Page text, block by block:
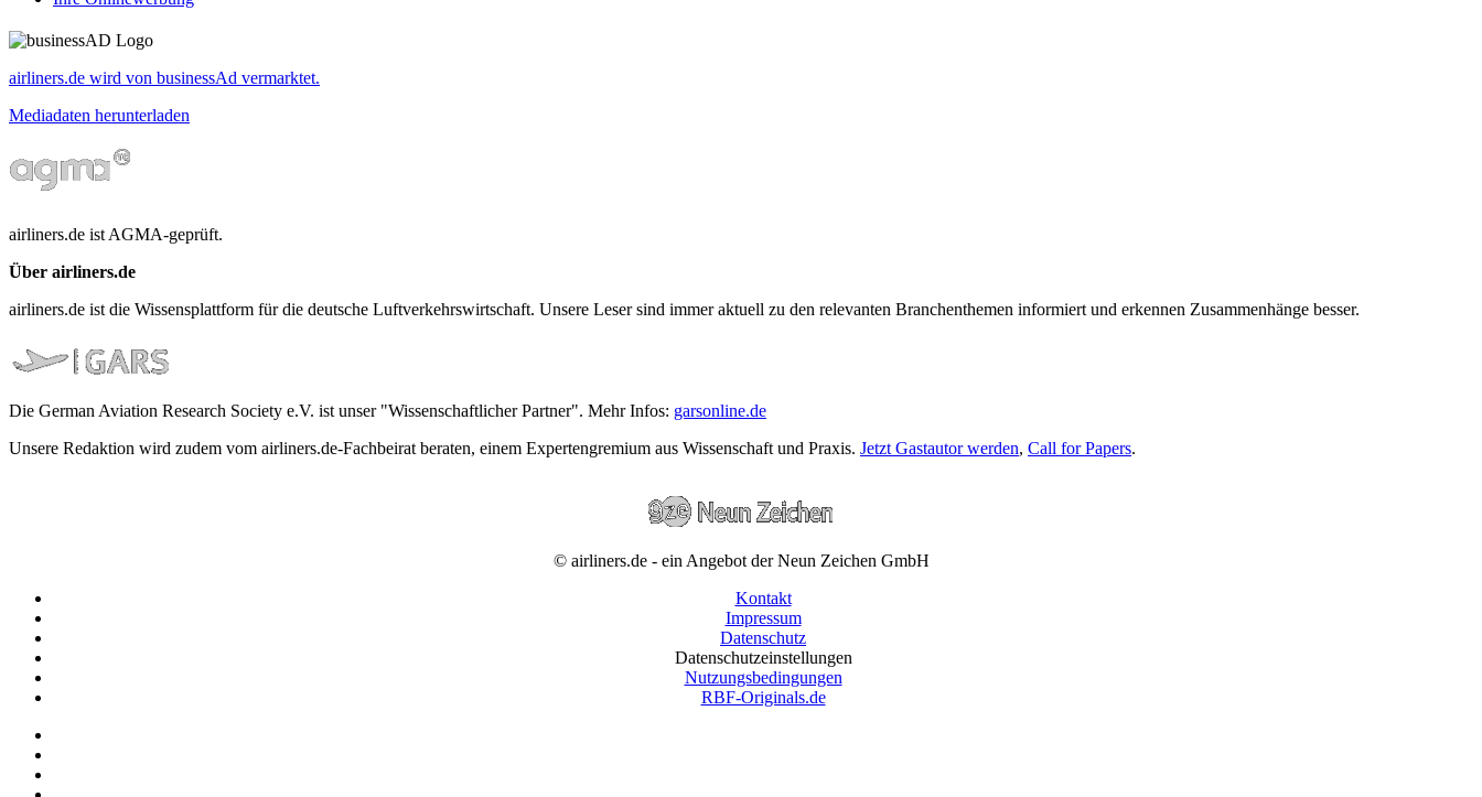
airliners.de wird von businessAd vermarktet.
Mediadaten herunterladen
airliners.de ist AGMA-geprüft.
Über airliners.de
airliners.de ist die Wissensplattform für die deutsche Luftverkehrswirtschaft. Unsere Leser sind immer aktuell zu den relevanten Branchenthemen informiert und erkennen Zusammenhänge besser.
Die German Aviation Research Society e.V. ist unser "Wissenschaftlicher Partner". Mehr Infos: garsonline.de
Unsere Redaktion wird zudem vom airliners.de-Fachbeirat beraten, einem Expertengremium aus Wissenschaft und Praxis. Jetzt Gastautor werden, Call for Papers.
© airliners.de - ein Angebot der Neun Zeichen GmbH
Kontakt
Impressum
Datenschutz
Datenschutzeinstellungen
Nutzungsbedingungen
RBF-Originals.de